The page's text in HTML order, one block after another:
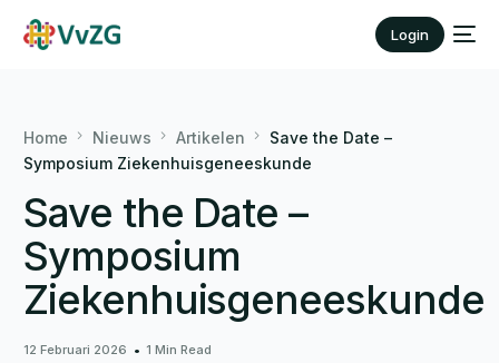
Login
Home Nieuws Artikelen
Save the Date –
Symposium Ziekenhuisgeneeskunde
Save the Date –
Symposium
Ziekenhuisgeneeskunde
12 Februari 2026 1 Min Read